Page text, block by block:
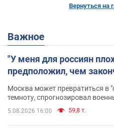
Вернуться на
Важное
"У меня для россиян
предположил, чем
Москва может превратиться в
темноту, спрогнозировал
5.08.2026 16:00 59,8 т.